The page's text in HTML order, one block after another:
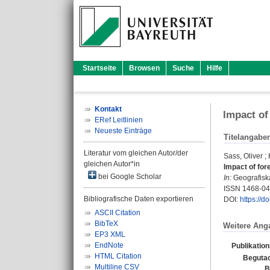
Startseite Browsen Suche Hilfe
Kontakt
ERef Leitlinien
Neueste Einträge
Literatur vom gleichen Autor/der
gleichen Autor*in
bei Google Scholar
Bibliografische Daten exportieren
ASCII Citation
BibTeX
EP3 XML
EndNote
HTML Citation
Multiline CSV
Impact
Sass, Oliver ;
Impact of
In:
ISSN 1468-
DOI: https://
Weitere